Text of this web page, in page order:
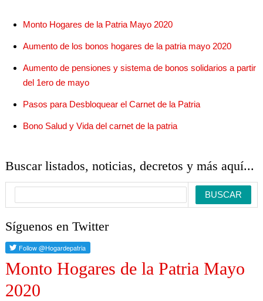
Monto Hogares de la Patria Mayo 2020
Aumento de los bonos hogares de la patria mayo 2020
Aumento de pensiones y sistema de bonos solidarios a partir
del 1ero de mayo
Pasos para Desbloquear el Carnet de la Patria
Bono Salud y Vida del carnet de la patria
Buscar listados, noticias, decretos y más aquí...
Síguenos en Twitter
Monto Hogares de la Patria Mayo
2020